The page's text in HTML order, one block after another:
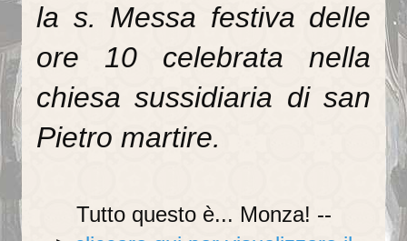
Orari delle SS.Messe
Orari del Museo e Tesoro
Recapiti della Parrocchia
Recapiti della Comunità
Parrocchie del Decanato
la s. Messa festiva delle
ore 10 celebrata nella
chiesa sussidiaria di san
Pietro martire.
Tutto questo è... Monza! --